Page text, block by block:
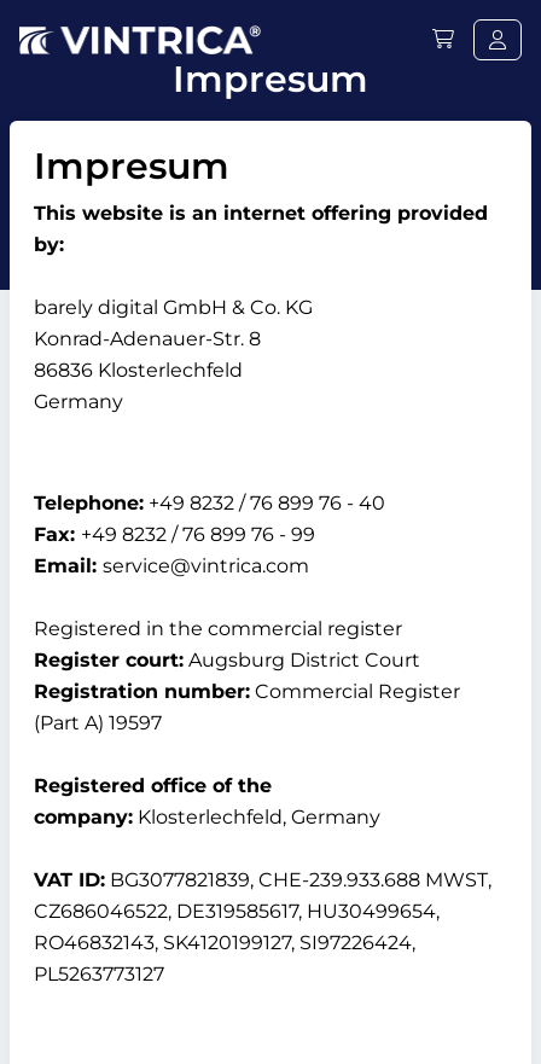
Impresum
Impresum
This website is an internet offering provided
by:
barely digital GmbH & Co. KG
Konrad-Adenauer-Str. 8
86836 Klosterlechfeld
Germany
Telephone: +49 8232 / 76 899 76 - 40
Fax: +49 8232 / 76 899 76 - 99
Email: service@vintrica.com
Registered in the commercial register
Register court: Augsburg District Court
Registration number: Commercial Register
(Part A) 19597
Registered office of the
company: Klosterlechfeld, Germany
VAT ID: BG3077821839, CHE-239.933.688 MWST,
CZ686046522, DE319585617, HU30499654,
RO46832143, SK4120199127, SI97226424,
PL5263773127